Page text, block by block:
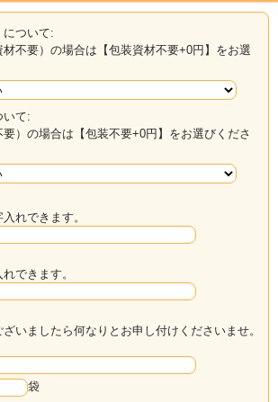
について:
材不要）の場合は【包装資材不要+0円】をお選
いて:
要）の場合は【包装不要+0円】をお選びくださ
れできます。
できます。
いましたら何なりとお申し付けくださいませ。
袋